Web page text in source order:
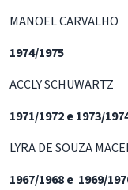
MANOEL CARVALHO
1974/1975
ACCLY SCHUWARTZ
1971/1972 e 1973/
LYRA DE SOUZA
1967/1968 e 1969/